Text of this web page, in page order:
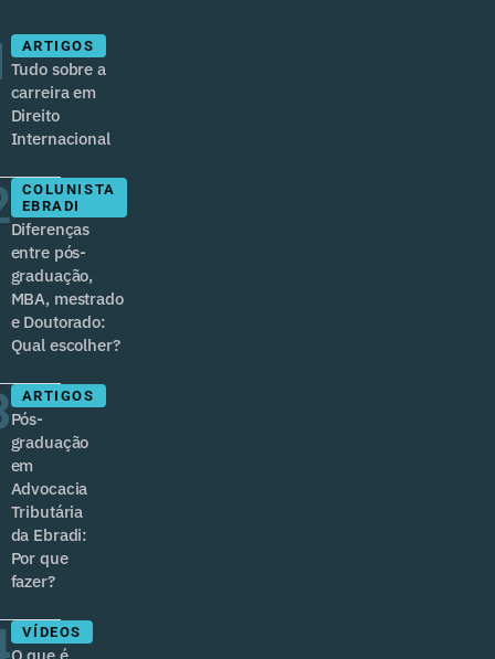
ARTIGOS
Tudo sobre a
carreira em
Direito
Internacional
COLUNISTA
EBRADI
Diferenças
entre pós-
graduação,
MBA, mestrado
e Doutorado:
Qual escolher?
ARTIGOS
Pós-
graduação
em
Advocacia
Tributária
da Ebradi:
Por que
fazer?
VÍDEOS